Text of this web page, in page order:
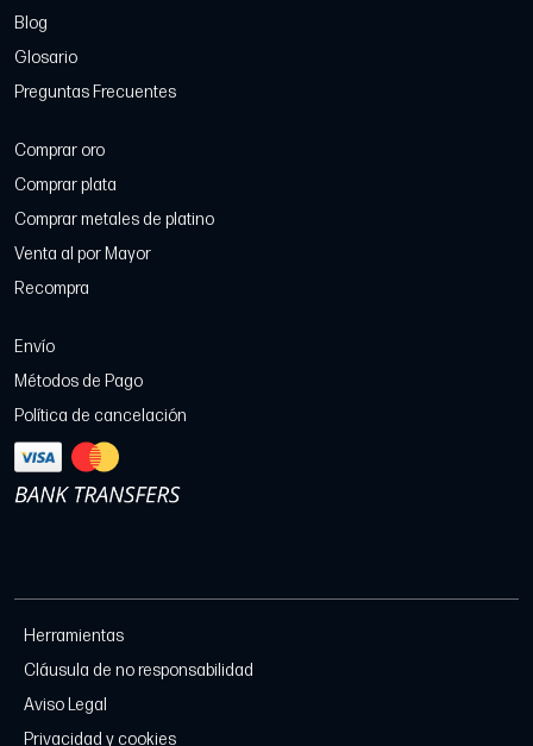
Blog
Glosario
Preguntas Frecuentes
Comprar oro
Comprar plata
Comprar metales de platino
Venta al por Mayor
Recompra
Envío
Métodos de Pago
Política de cancelación
Herramientas
Cláusula de no responsabilidad
Aviso Legal
Privacidad y cookies